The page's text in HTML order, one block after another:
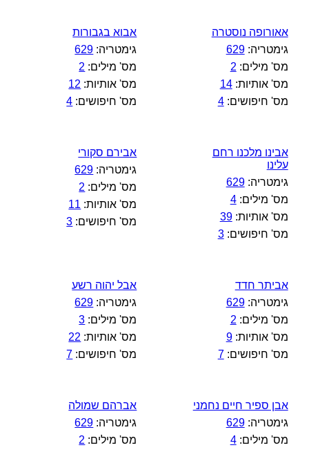
אאורופה נוסטרה
גימטריה:629
מס' מילים: 2
מס' אותיות:14
מס' חיפושים:4
אבוא בגבורות
גימטריה: 629
מס' מילים: 2
מס' אותיות: 12
מס' חיפושים: 4
אבינו מלכנו רחם
עלינו
גימטריה:629
מס' מילים:4
מס' אותיות:39
מס' חיפושים:3
אבירם סקורי
גימטריה: 629
מס' מילים: 2
מס' אותיות: 11
מס' חיפושים: 3
אביתר חדד
גימטריה:629
מס' מילים: 2
מס' אותיות:9
מס' חיפושים:7
אבל יהוה רשע
גימטריה: 629
מס' מילים: 3
מס' אותיות: 22
מס' חיפושים: 7
אבן ספיר חיים נחמני
גימטריה:629
מס' מילים:4
אברהם שמולה
גימטריה: 629
מס' מילים: 2